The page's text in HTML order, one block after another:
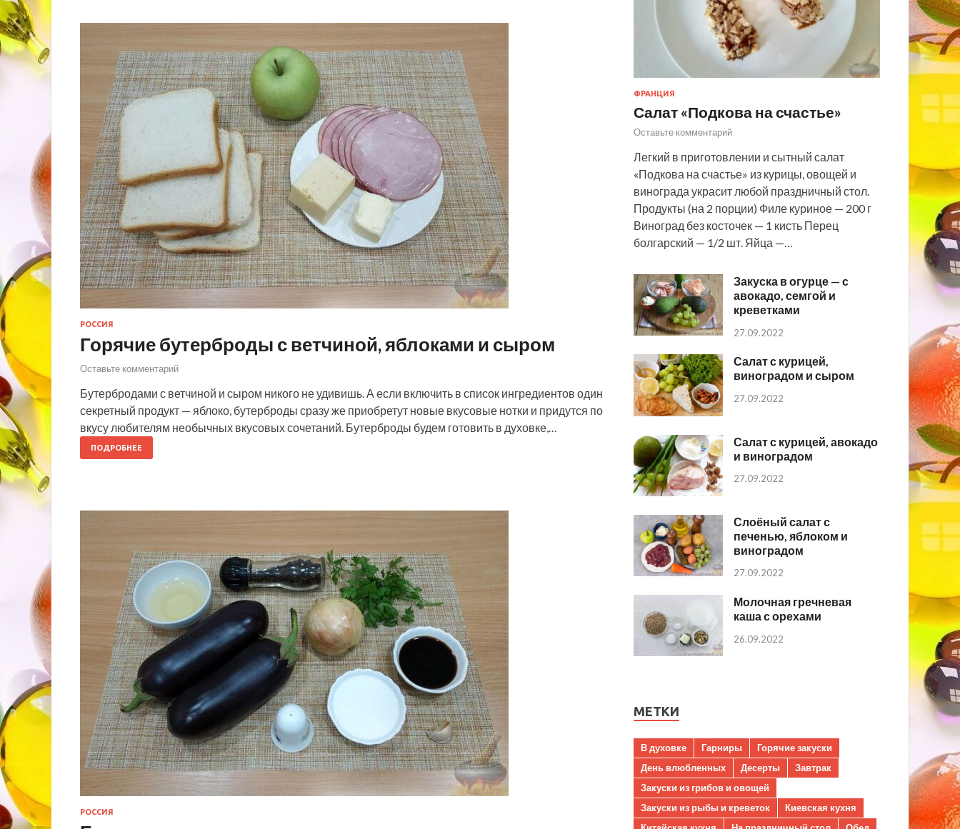
РОССИЯ
Горячие бутерброды с ветчиной, яблоками и сыром
Оставьте комментарий
Бутербродами с ветчиной и сыром никого не удивишь. А если включить в список ингредиентов один
секретный продукт — яблоко, бутерброды сразу же приобретут новые вкусовые нотки и придутся по
вкусу любителям необычных вкусовых сочетаний. Бутерброды будем готовить в духовке,…
ПОДРОБНЕЕ
РОССИЯ
ФРАНЦИЯ
Салат «Подкова на счастье»
Оставьте комментарий
Легкий в приготовлении и сытный салат
«Подкова на счастье» из курицы, овощей и
винограда украсит любой праздничный стол.
Продукты (на 2 порции) Филе куриное — 200 г
Виноград без косточек — 1 кисть Перец
болгарский — 1/2 шт. Яйца —…
Закуска в огурце — с
авокадо, семгой и
креветками
27.09.2022
Салат с курицей,
виноградом и сыром
27.09.2022
Салат с курицей, авокадо
и виноградом
27.09.2022
Слоёный салат с
печенью, яблоком и
виноградом
27.09.2022
Молочная гречневая
каша с орехами
26.09.2022
МЕТКИ
В духовке Гарниры
Горячие закуски
День влюбленных
Десерты
Завтрак
Закуски из грибов и овощей
Закуски из рыбы и креветок
Киевская кухня